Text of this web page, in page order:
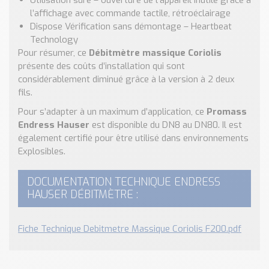
l’affichage avec commande tactile, rétroéclairage
Dispose Vérification sans démontage – Heartbeat
Technology
Pour résumer, ce Débitmètre massique Coriolis
présente des coûts d’installation qui sont
considérablement diminué grâce à la version à 2 deux
fils.
Pour s’adapter à un maximum d’application, ce Promass
Endress Hauser est disponible du DN8 au DN80. Il est
également certifié pour être utilisé dans environnements
Explosibles.
DOCUMENTATION TECHNIQUE ENDRESS
HAUSER DÉBITMÈTRE :
Fiche Technique Debitmetre Massique Coriolis F200.pdf